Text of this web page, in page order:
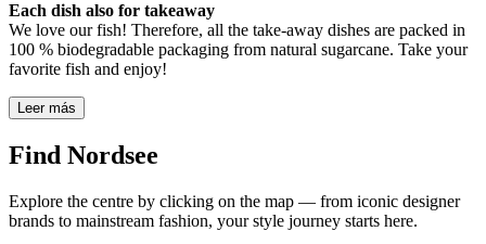
Each dish also for takeaway
We love our fish! Therefore, all the take-away dishes are packed in
100 % biodegradable packaging from natural sugarcane. Take your
favorite fish and enjoy!
Leer más
Find Nordsee
Explore the centre by clicking on the map — from iconic designer
brands to mainstream fashion, your style journey starts here.